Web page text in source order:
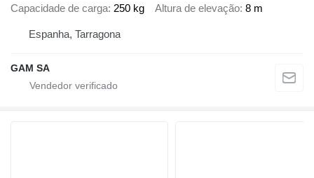
Capacidade de carga 250 kg Altura de elevação 8 m
Espanha, Tarragona
GAM SA